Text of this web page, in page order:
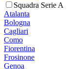
Squadra Serie A
Atalanta
Bologna
Cagliari
Como
Fiorentina
Frosinone
Genoa